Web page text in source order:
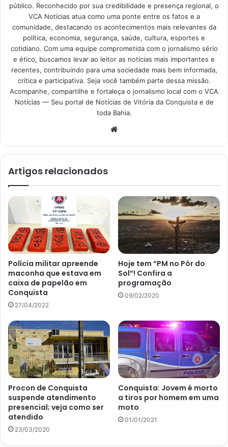
público. Reconhecido por sua credibilidade e presença regional, o
VCA Notícias atua como uma ponte entre os fatos e a
comunidade, destacando os acontecimentos mais relevantes da
política, economia, segurança, saúde, cultura, esportes e
cotidiano. Com uma equipe comprometida com o jornalismo sério
e ético, buscamos levar ao leitor as notícias mais importantes e
recentes, contribuindo para uma sociedade mais bem informada,
crítica e participativa. Seja você também parte dessa missão.
Acompanhe, compartilhe e fortaleça o jornalismo local com o VCA
Notícias — Seu portal de Notícias de Vitória da Conquista e de
toda Bahia.
Artigos relacionados
Polícia militar apreende
maconha que estava em
caixa de papelão em
Conquista
27/04/2022
Hoje tem “PM no Pôr do
Sol”! Confira a
programação
09/02/2020
Procon de Conquista
suspende atendimento
presencial; veja como ser
atendido
23/03/2020
Conquista: Jovem é morto
a tiros por homem em uma
moto
01/01/2021